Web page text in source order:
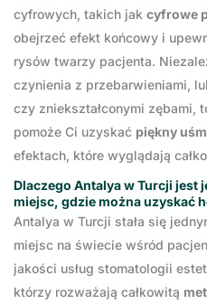
cyfrowych, takich jak cyfrowe
obejrzeć efekt końcowy i
rysów twarzy pacjenta.
czynienia z przebarwieniami,
czy zniekształconymi zębami,
pomoże Ci uzyskać piękny
efektach, które wyglądają
Dlaczego Antalya w Turcji
miejsc, gdzie można uzyskać
Antalya w Turcji stała się
miejsc na świecie wśród
jakości usług stomatologii
którzy rozważają całkowitą